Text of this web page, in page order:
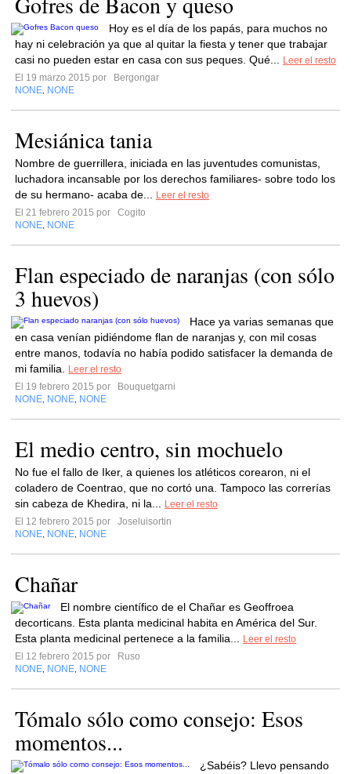
Hoy es el día de los papás, para muchos no
hay ni celebración ya que al quitar la fiesta y tener que trabajar
casi no pueden estar en casa con sus peques. Qué...
Leer el resto
El 19 marzo 2015 por
Bergongar
NONE NONE
Mesiánica tania
Nombre de guerrillera, iniciada en las juventudes comunistas,
luchadora incansable por los derechos familiares- sobre todo los
de su hermano- acaba de...
Leer el resto
El 21 febrero 2015 por
Cogito
NONE NONE
Flan especiado de naranjas (con sólo
3 huevos)
Hace ya varias semanas que
en casa venían pidiéndome flan de naranjas y, con mil cosas
entre manos, todavía no había podido satisfacer la demanda de
mi familia.
Leer el resto
El 19 febrero 2015 por
Bouquetgarni
NONE NONE NONE
El medio centro, sin mochuelo
No fue el fallo de Iker, a quienes los atléticos corearon, ni el
coladero de Coentrao, que no cortó una. Tampoco las correrías
sin cabeza de Khedira, ni la...
Leer el resto
El 12 febrero 2015 por
Joseluisortin
NONE NONE NONE
Chañar
El nombre científico de el Chañar es Geoffroea
decorticans. Esta planta medicinal habita en América del Sur.
Esta planta medicinal pertenece a la familia...
Leer el resto
El 12 febrero 2015 por
Ruso
NONE NONE NONE
Tómalo sólo como consejo: Esos
momentos...
¿Sabéis? Llevo pensando